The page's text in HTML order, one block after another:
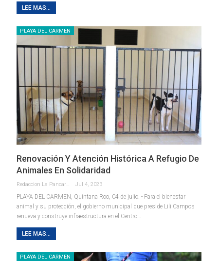
LEE MAS...
PLAYA DEL CARMEN
Renovación Y Atención Histórica A Refugio De
Animales En Solidaridad
Redaccion La Pancarta De Quintana Roo Jul 4, 2023
PLAYA DEL CARMEN, Quintana Roo, 04 de julio. - Para el bienestar
animal y su protección, el gobierno municipal que preside Lili Campos
renueva y construye infraestructura en el Centro…
LEE MAS...
PLAYA DEL CARMEN